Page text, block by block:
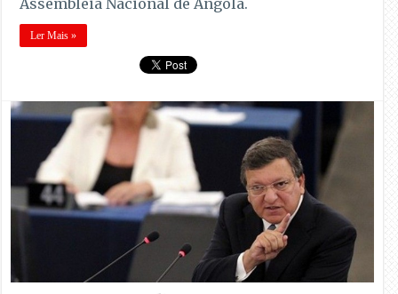
Assembleia Nacional de Angola.
Ler Mais »